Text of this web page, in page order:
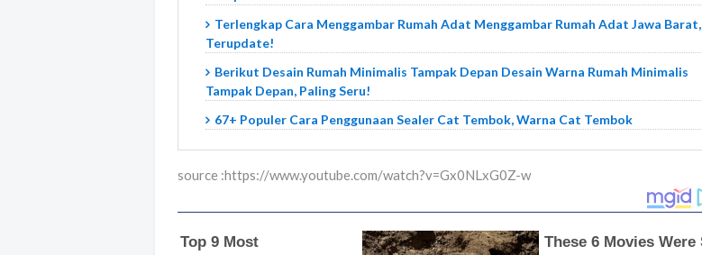
Terlengkap Cara Menggambar Rumah Adat Menggambar Rumah Adat Jawa Barat,
Terupdate!
Berikut Desain Rumah Minimalis Tampak Depan Desain Warna Rumah Minimalis
Tampak Depan, Paling Seru!
67+ Populer Cara Penggunaan Sealer Cat Tembok, Warna Cat Tembok
source :https://www.youtube.com/watch?v=Gx0NLxG0Z-w